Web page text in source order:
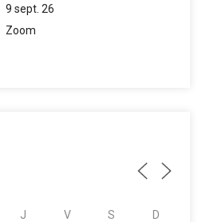
9 sept. 26
Zoom
J V S D